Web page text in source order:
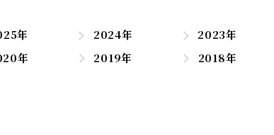
年 2024年 2023年
年 2019年 2018年